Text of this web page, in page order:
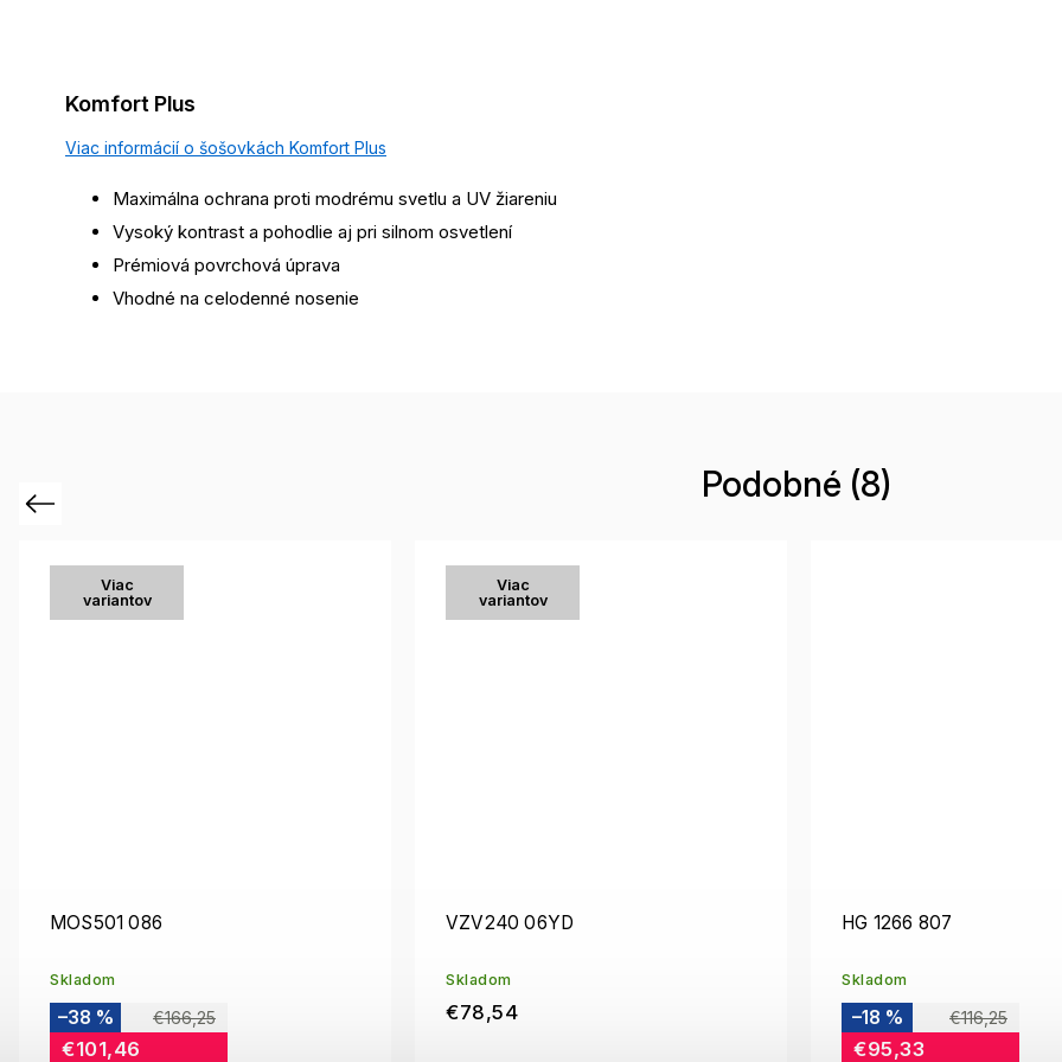
Komfort Plus
Viac informácií o šošovkách Komfort Plus
Maximálna ochrana proti modrému svetlu a UV žiareniu
Vysoký kontrast a pohodlie aj pri silnom osvetlení
Prémiová povrchová úprava
Vhodné na celodenné nosenie
Podobné (8)
Previous
Viac
variantov
MOS501 086
Skladom
€166,25
–38 %
€101,46
Viac
variantov
VZV240 06YD
Skladom
€78,54
HG 1266 807
Skladom
€116,25
–18 %
€95,33